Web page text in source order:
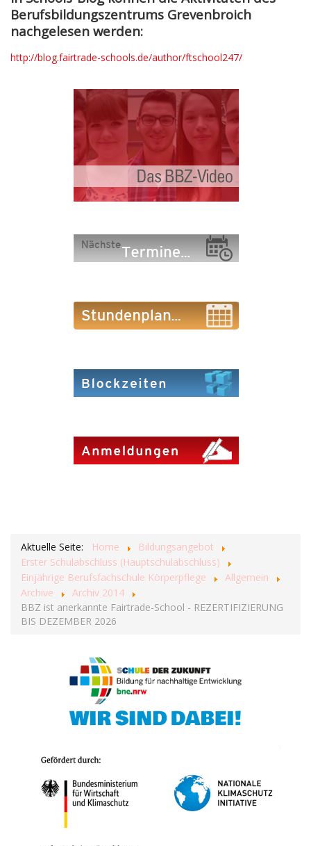
Berufsbildungszentrums Grevenbroich
nachgelesen werden:
http://blog.fairtrade-schools.de/author/ftschool247/
Aktuelle Seite: Home
Bildungsangebot
Erster Schulabschluss (Hauptschulabschluss)
Einjährige Berufsfachschule Körperpflege
Allgemein
Archive
Archiv 2014
BBZ ist anerkannte Fairtrade-School - REZERTIFIZIERUNG
BIS DEZEMBER 2026